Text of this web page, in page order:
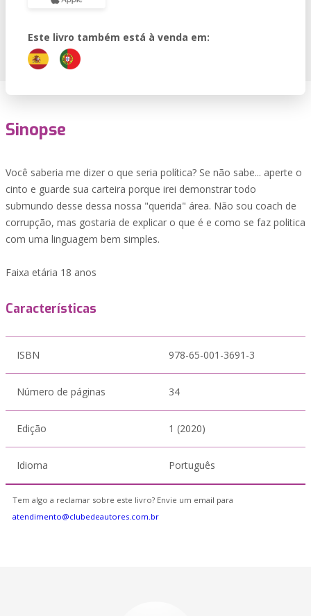
Este livro também está à venda em:
Sinopse
Você saberia me dizer o que seria política? Se não sabe... aperte o
cinto e guarde sua carteira porque irei demonstrar todo
submundo desse dessa nossa "querida" área. Não sou coach de
corrupção, mas gostaria de explicar o que é e como se faz politica
com uma linguagem bem simples.
Faixa etária 18 anos
Características
ISBN 978-65-001-3691-3
Número de páginas 34
Edição 1 (2020)
Idioma Português
Tem algo a reclamar sobre este livro? Envie um email para
atendimento@clubedeautores.com.br